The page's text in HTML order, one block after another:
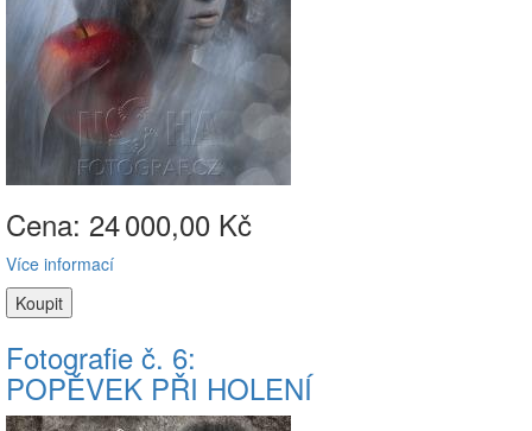
Cena: 24000,00 Kč
Více informací
Fotografie č. 6:
POPĚVEK PŘI HOLENÍ